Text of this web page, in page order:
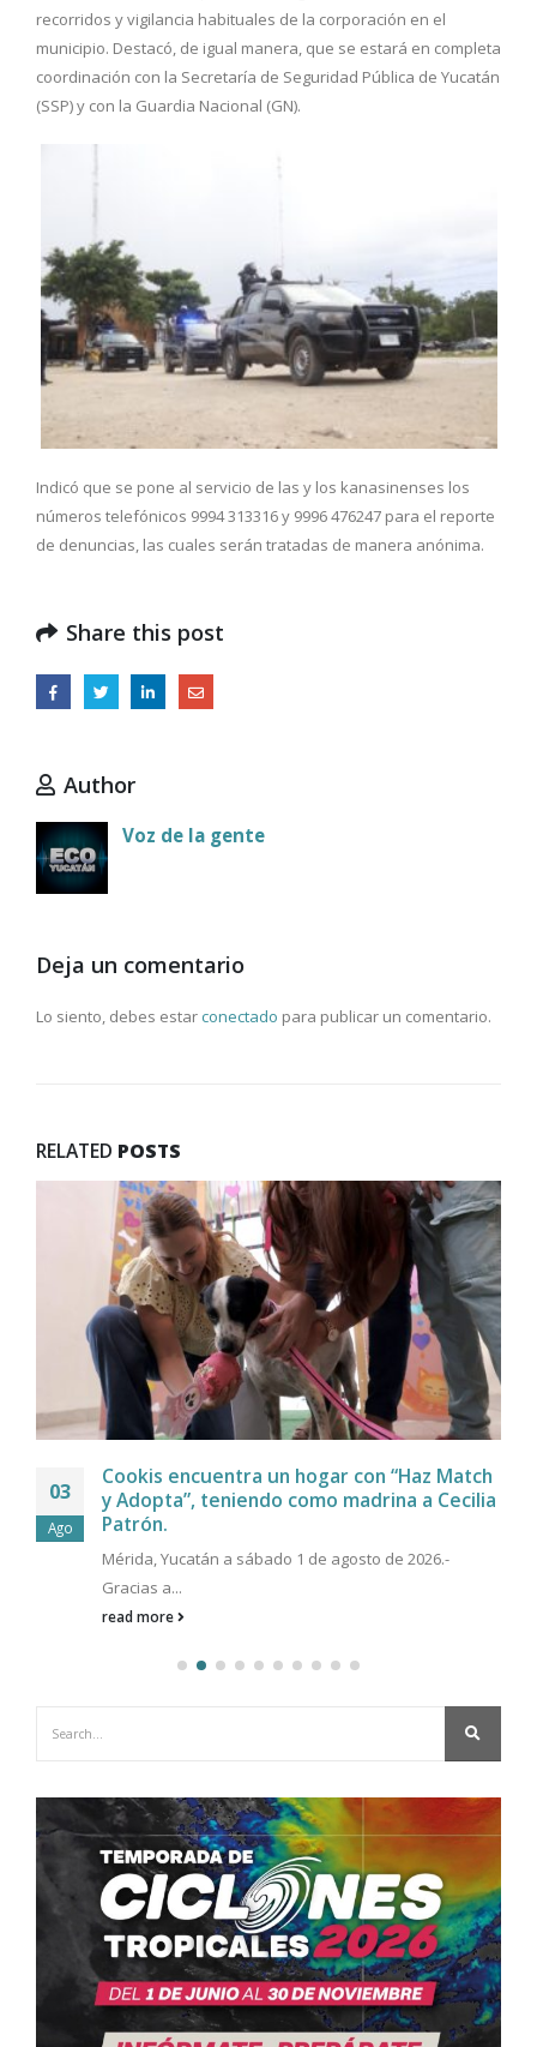
recorridos y vigilancia habituales de la corporación en el
municipio. Destacó, de igual manera, que se estará en completa
coordinación con la Secretaría de Seguridad Pública de Yucatán
(SSP) y con la Guardia Nacional (GN).
Indicó que se pone al servicio de las y los kanasinenses los
números telefónicos 9994 313316 y 9996 476247 para el reporte
de denuncias, las cuales serán tratadas de manera anónima.
Share this post
Author
Voz de la gente
Deja un comentario
Lo siento, debes estarconectado para publicar un comentario.
RELATED POSTS
03
Ago
Cookis encuentra un hogar con “Haz Match
y Adopta”, teniendo como madrina a Cecilia
Patrón.
Mérida, Yucatán a sábado 1 de agosto de 2026.-
Gracias a...
read more